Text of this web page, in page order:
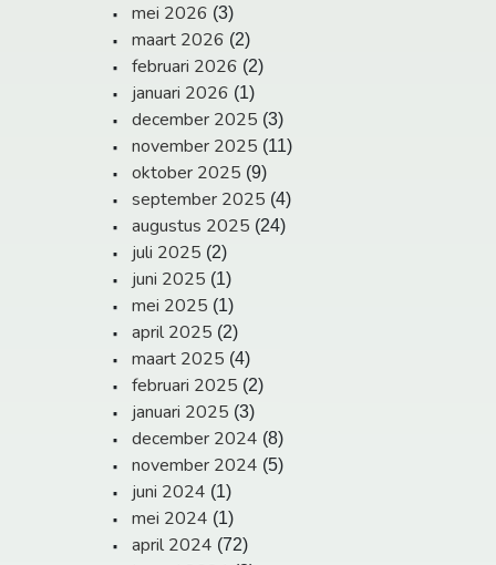
mei 2026 (3)
maart 2026 (2)
februari 2026 (2)
januari 2026 (1)
december 2025 (3)
november 2025 (11)
oktober 2025 (9)
september 2025 (4)
augustus 2025 (24)
juli 2025 (2)
juni 2025 (1)
mei 2025 (1)
april 2025 (2)
maart 2025 (4)
februari 2025 (2)
januari 2025 (3)
december 2024 (8)
november 2024 (5)
juni 2024 (1)
mei 2024 (1)
april 2024 (72)